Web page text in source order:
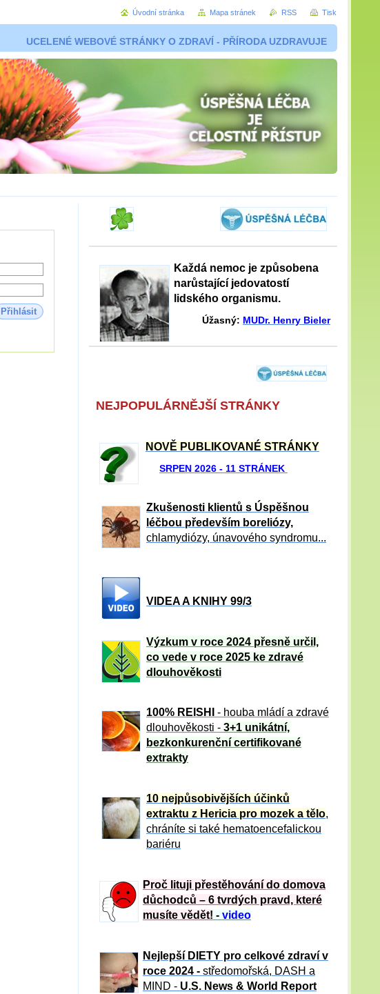
UCELENÉ WEBOVÉ STRÁNKY O ZDRAVÍ - PŘÍRODA UZDRAVUJE
Přihlásit
Každá nemoc je způsobena
narůstající jedovatostí
lidského organismu.
Úžasný: MUDr. Henry Bieler
NEJPOPULÁRNĚJŠÍ STRÁNKY
NOVĚ PUBLIKOVANÉ STRÁNKY
SRPEN 2026 - 11 STRÁNEK
Zkušenosti klientů s Úspěšnou
léčbou především boreliózy,
chlamydiózy, únavového syndromu...
VIDEA A KNIHY 99/3
Výzkum v roce 2024 přesně určil,
co vede v roce 2025 ke zdravé
dlouhověkosti
100% REISHI
- houba mládí a zdravé
dlouhověkosti - 3+1 unikátní,
bezkonkurenční certifikované
extrakty
10 nejpůsobivějších účinků
extraktu z Hericia pro mozek a tělo,
chráníte si také hematoencefalickou
bariéru
Proč lituji přestěhování do domova
důchodců – 6 tvrdých pravd, které
musíte vědět! - video
Nejlepší DIETY pro celkové zdraví v
roce 2024 - středomořská, DASH a
MIND - U.S. News & World Report
Úvodní stránka Mapa stránek RSS Tisk